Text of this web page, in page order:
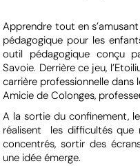
Apprendre tout en
pédagogique pour les
outil pédagogique conçu
Savoie. Derrière ce jeu,
carrière professionnelle dans
Amicie de Colonges,
A la sortie du confinement,
réalisent les difficultés que
concentrés, sortir des
une idée émerge.